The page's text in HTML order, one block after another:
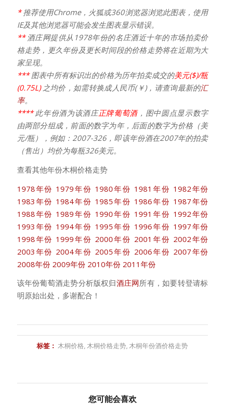
*推荐使用Chrome，火狐或360浏览器浏览此图表，使用
IE及其他浏览器可能会发生图表显示错误。
** 酒庄网提供从1978年份的名庄酒近十年的市场拍卖价
格走势，更久年份及更长时间段的价格走势将在近期为大
家呈现。
***图表中所有标识出的价格为历年拍卖成交的美元($)/瓶
(0.75L)之均价，如需转换成人民币(￥)，请查询最新的汇
率。
****此年份酒为该酒庄正牌葡萄酒，图中圆点显示数字
由两部分组成，前面的数字为年，后面的数字为价格（美
元/瓶），例如：2007-326，即该年份酒在2007年的拍卖
（售出）均价为每瓶326美元。
查看其他年份木桐价格走势
1978年份 1979年份 1980年份 1981年份 1982年份
1983年份 1984年份 1985年份 1986年份 1987年份
1988年份 1989年份 1990年份 1991年份 1992年份
1993年份 1994年份 1995年份 1996年份 1997年份
1998年份 1999年份 2000年份 2001年份 2002年份
2003年份 2004年份 2005年份 2006年份 2007年份
2008年份 2009年份 2010年份 2011年份
该年份葡萄酒走势分析版权归酒庄网所有，如要转登请标
明原始出处，多谢配合！
标签： 木桐价格,木桐价格走势,木桐年份酒价格走势
您可能会喜欢